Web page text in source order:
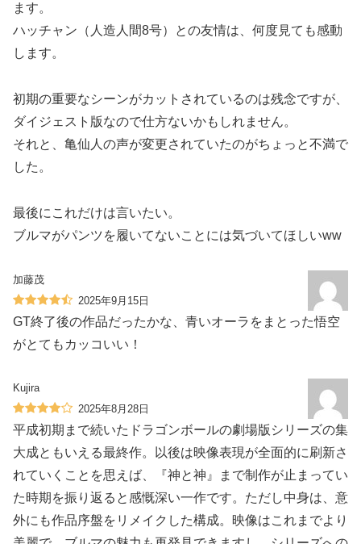
ます。
ハッチャン（人造人間8号）との友情は、何度見ても感動
します。
初期の重要なシーンがカットされているのは残念ですが、
ダイジェスト版なので仕方ないかもしれません。
それと、亀仙人の声が変更されていたのがちょっと不満で
した。
最後にこれだけは言いたい。
ブルマがパンツを履いてないことには気づいてほしいww
加藤茂
2025年9月15日
GT終了後の作品だったかな、青いオーラをまとった悟空
がとてもカッコいい！
Kujira
2025年8月28日
平成初期まで続いたドラゴンボールの劇場版シリーズの集
大成ともいえる最終作。以後は映像表現が全面的に刷新さ
れていくことを思えば、『神と神』まで制作が止まってい
た時期を振り返ると感慨深い一作です。ただし中身は、意
外にも作品序盤をリメイクした構成。映像はこれまでより